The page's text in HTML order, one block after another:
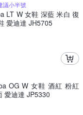
議小半號
LT W 女鞋 深藍 米白 復
愛迪達 JH5705
OG W 女鞋 酒紅 粉紅
愛迪達 JP5330